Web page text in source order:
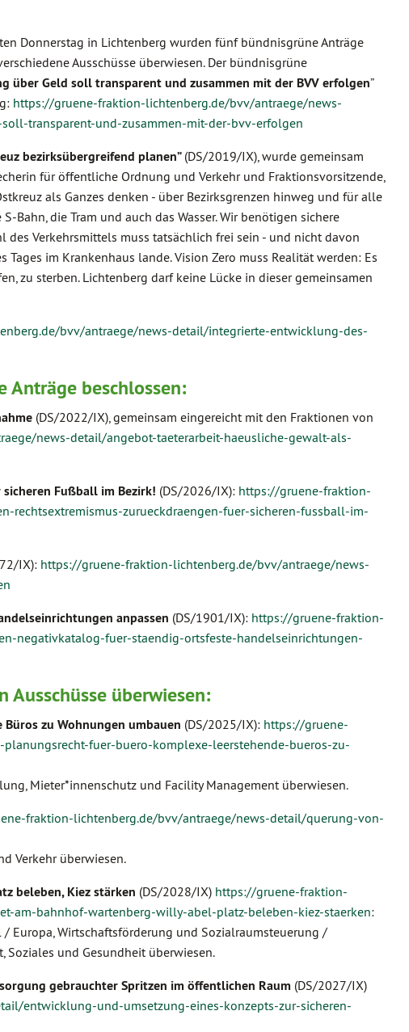
Donnerstag in Lichtenberg wurden fünf bündnisgrüne Anträge
Ausschüsse überwiesen. Der bündnisgrüne
über Geld soll transparent und zusammen mit der BVV erfolgen”
https://gruene-fraktion-lichtenberg.de/bvv/antraege/news-
transparent-und-zusammen-mit-der-bvv-erfolgen
bezirksübergreifend planen” (DS/2019/IX), wurde gemeinsam
für öffentliche Ordnung und Verkehr und Fraktionsvorsitzende,
als Ganzes denken - über Bezirksgrenzen hinweg und für alle
Bahn, die Tram und auch das Wasser. Wir benötigen sichere
des Verkehrsmittels muss tatsächlich frei sein - und nicht davon
im Krankenhaus lande. Vision Zero muss Realität werden: Es
zu sterben. Lichtenberg darf keine Lücke in dieser gemeinsamen
bvv/antraege/news-detail/integrierte-entwicklung-des-
beschlossen:
(DS/2022/IX), gemeinsam eingereicht mit den Fraktionen von
news-detail/angebot-taeterarbeit-haeusliche-gewalt-als-
Fußball im Bezirk! (DS/2026/IX): https://gruene-fraktion-
zurueckdraengen-fuer-sicheren-fussball-im-
IX): https://gruene-fraktion-lichtenberg.de/bvv/antraege/news-
anpassen (DS/1901/IX): https://gruene-fraktion-
negativkatalog-fuer-staendig-ortsfeste-handelseinrichtungen-
überwiesen:
zu Wohnungen umbauen (DS/2025/IX): https://gruene-
fuer-buero-komplexe-leerstehende-bueros-zu-
Mieter*innenschutz und Facility Management überwiesen.
fraktion-lichtenberg.de/bvv/antraege/news-detail/querung-von-
Verkehr überwiesen.
beleben, Kiez stärken (DS/2028/IX) https://gruene-fraktion-
am-bahnhof-wartenberg-willy-abel-platz-beleben-kiez-staerken:
Europa, Wirtschaftsförderung und Sozialraumsteuerung /
Soziales und Gesundheit überwiesen.
gebrauchter Spritzen im öffentlichen Raum (DS/2027/IX)
entwicklung-und-umsetzung-eines-konzepts-zur-sicheren-